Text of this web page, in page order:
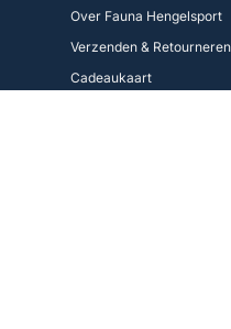
Over Fauna Hengelsport
Verzenden & Retourneren
Cadeaukaart